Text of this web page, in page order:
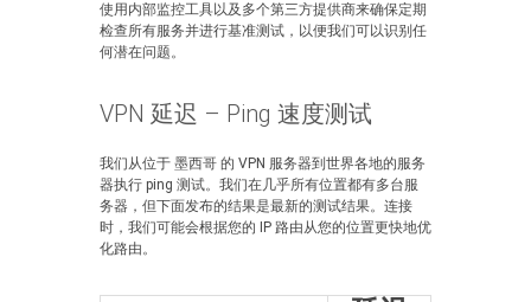
使用内部监控工具以及多个第三方提供商来确保定期
检查所有服务并进行基准测试，以便我们可以识别任
何潜在问题。
VPN 延迟 – Ping 速度测试
我们从位于 墨西哥 的 VPN 服务器到世界各地的服务
器执行 ping 测试。我们在几乎所有位置都有多台服
务器，但下面发布的结果是最新的测试结果。连接
时，我们可能会根据您的 IP 路由从您的位置更快地优
化路由。